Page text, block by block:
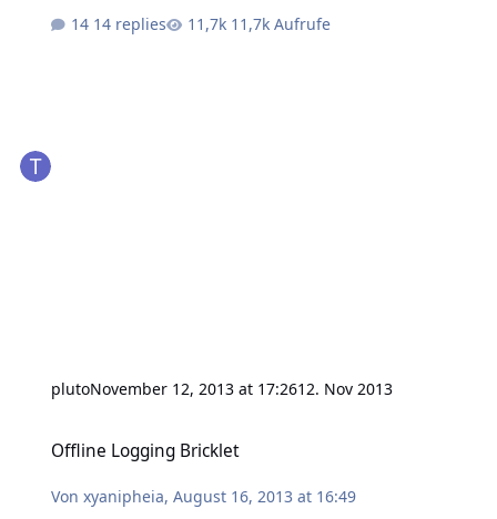
14 replies
11,7k Aufrufe
plutoNovember 12, 2013 at 17:2612. Nov 2013
Offline Logging Bricklet
Vonxyanipheia,August 16, 2013 at 16:49